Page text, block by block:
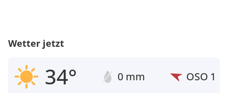
Wetter jetzt
34° 0 mm OSO 1